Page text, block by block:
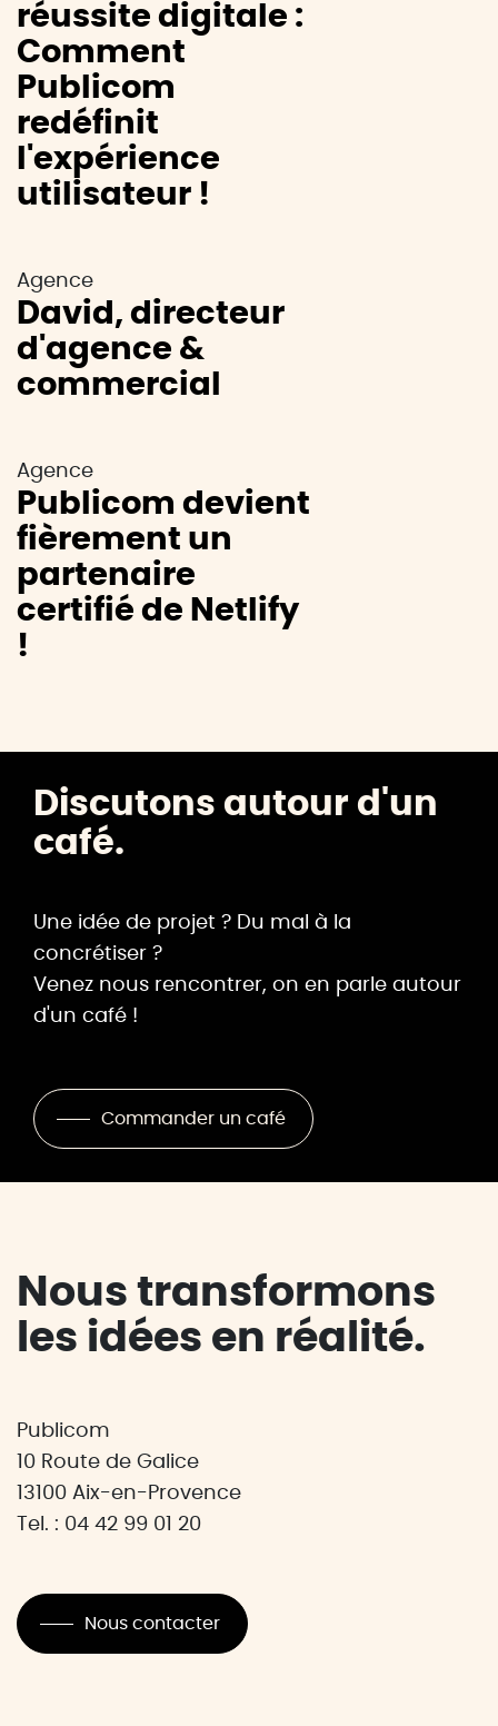
réussite digitale :
Comment
Publicom
redéfinit
l'expérience
utilisateur !
Agence
David, directeur
d'agence &
commercial
Agence
Publicom devient
fièrement un
partenaire
certifié de Netlify
!
Discutons autour d'un
café.
Une idée de projet ? Du mal à la
concrétiser ?
Venez nous rencontrer, on en parle autour
d'un café !
Commander un café
Nous transformons
les idées en réalité.
Publicom
10 Route de Galice
13100 Aix-en-Provence
Tel. : 04 42 99 01 20
Nous contacter